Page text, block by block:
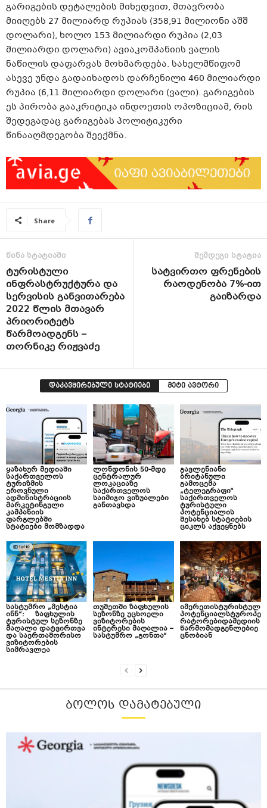
გარიგების დეტალების მიხედვით, მთავრობა
მიიღებს 27 მილიარდ რუპიას (358,91 მილიონი აშშ
დოლარი), ხოლო 153 მილიარდი რუპია (2,03
მილიარდი დოლარი) ავიაკომპანიის ვალის
ნაწილის დაფარვას მოხმარდება. სახელმწიფომ
ასევე უნდა გადაიხადოს დარჩენილი 460 მილიარდი
რუპია (6,11 მილიარდი დოლარი (ვალი). გარიგების
ეს პირობა გააკრიტიკა ინდოეთის ოპოზიციამ, რის
შედეგადაც გარიგებას პოლიტიკური
წინააღმდეგობა შეექმნა.
Share
წინა სტატიაში
ტურისტული
ინფრასტრუქტურა და
სერვისის განვითარება
2022 წლის მთავარ
პრიორიტეტს
წარმოადგენს –
თორნიკე რიჟვაძე
შემდეგი სტატია
სატვირთო ფრენების
რაოდენობა 7%-ით
გაიზარდა
დაკავშირებული სტატიები მეტი ავტორი
ყაზახურ მედიაში
საქართველოს
ტურიზმის
ეროვნული
ადმინისტრაციის
მარკეტინგული
კამპანიის
ფარგლებში
სტატიები მომზადდა
ლონდონის 50-მდე
ცენტრალურ
ლოკაციაზე
საქართველოს
საიმიჯო ვიზუალები
განთავსდა
გავლენიანი
ბრიტანული
გამოცემა
„ტელეგრაფი“
საქართველოს
ტურისტული
პოტენციალის
შესახებ სტატიების
ციკლს აქვეყნებს
სასტუმრო „მესტია
ინნ“: ზაფხულის
ტურისტულ სეზონზე
მაღალი დატვირთვა
და საერთაშორისო
ვიზიტორების
სიმრავლეა
თუშეთში ზაფხულის
სეზონზე უცხოელი
ვიზიტორების
ინტერესი მაღალია –
სასტუმრო „გონთა“
იმერეთისტურისტულ
პოტენციალსტუროპე
რატორებიდამედიის
წარმომადგენლებიე
ცნობიან
ᲑᲝᲚᲝᲡ ᲓᲐᲛᲐᲢᲔᲑᲣᲚᲘ